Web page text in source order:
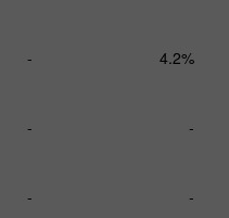
- 4.2%
- -
- -